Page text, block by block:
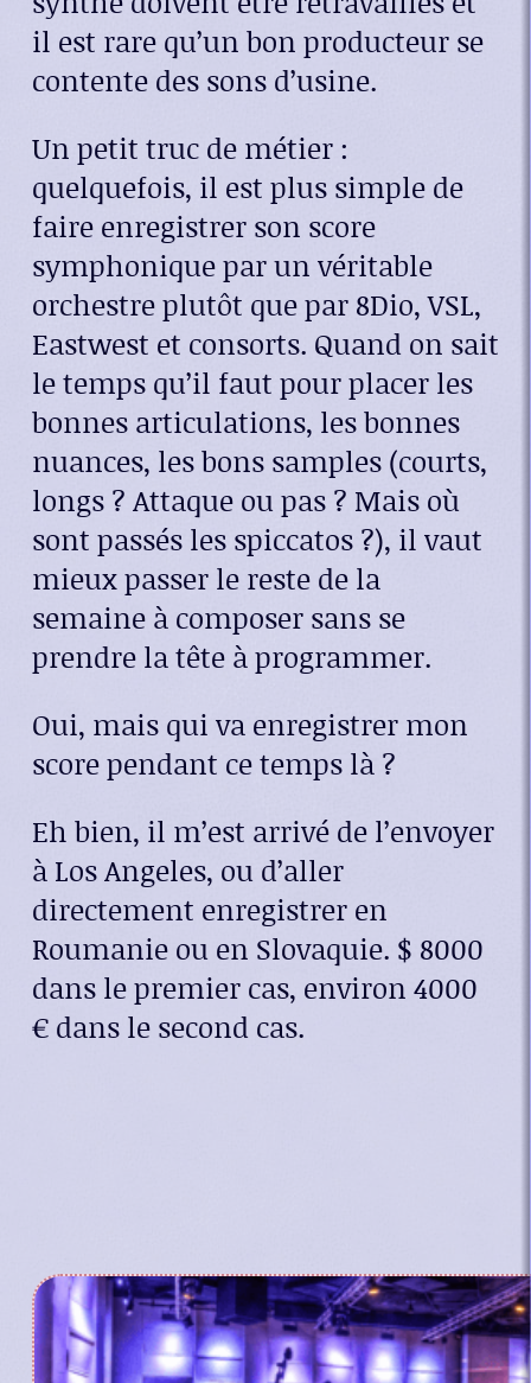
il est rare qu’un bon producteur se
contente des sons d’usine.
Un petit truc de métier :
quelquefois, il est plus simple de
faire enregistrer son score
symphonique par un véritable
orchestre plutôt que par 8Dio, VSL,
Eastwest et consorts. Quand on sait
le temps qu’il faut pour placer les
bonnes articulations, les bonnes
nuances, les bons samples (courts,
longs ? Attaque ou pas ? Mais où
sont passés les spiccatos ?), il vaut
mieux passer le reste de la
semaine à composer sans se
prendre la tête à programmer.
Oui, mais qui va enregistrer mon
score pendant ce temps là ?
Eh bien, il m’est arrivé de l’envoyer
à Los Angeles, ou d’aller
directement enregistrer en
Roumanie ou en Slovaquie. $ 8000
dans le premier cas, environ 4000
€ dans le second cas.